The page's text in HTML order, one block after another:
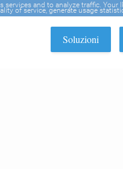
Soluzioni
and to analyze traffic. Your
of service, generate usage